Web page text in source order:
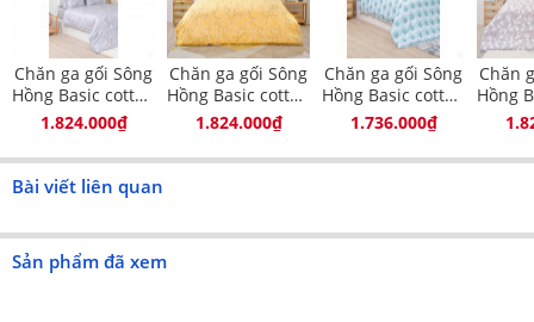
sắp đặt trong nhiều phong cách phòng ngủ khác
nhau.
Thiết kế đa dạng kích thước 160x200, 180x200,
200x220 phù hợp với nhiều cỡ giường khác nhau
Chăn ga gối Sông
Hồng Basic cotton
BC23075
1.824.000₫
Chăn ga gối Sông
Hồng Basic cotton
BC23076
1.824.000₫
Chăn ga gối Sông
Hồng Basic cotton
BC23079
1.736.000₫
Chăn
Hồng
Bài viết liên quan
Sản phẩm đã xem